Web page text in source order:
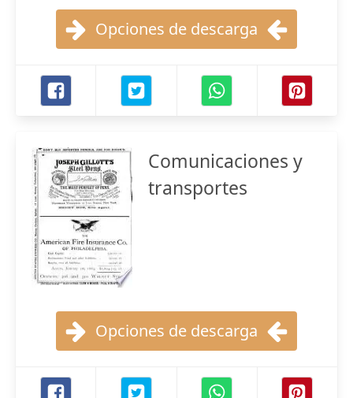
Opciones de descarga
Comunicaciones y
transportes
Opciones de descarga